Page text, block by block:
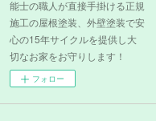
能士の職人が直接手掛ける正規
施工の屋根塗装、外壁塗装で安
心の15年サイクルを提供し大
切なお家をお守りします！
フォロー